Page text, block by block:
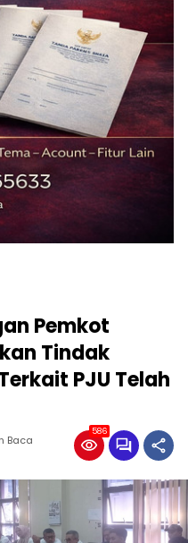
Pemkot
Tindak
PJU Telah
Baca
586